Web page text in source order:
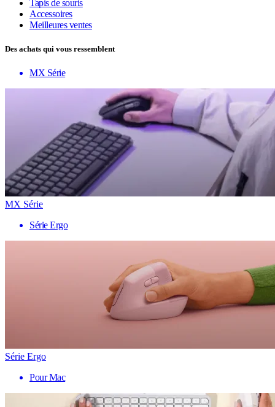
Tapis de souris
Accessoires
Meilleures ventes
Des achats qui vous ressemblent
MX Série
MX Série
Série Ergo
Série Ergo
Pour Mac